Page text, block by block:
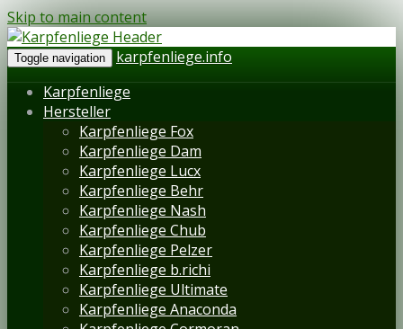
Skip to main content
Toggle navigation
karpfenliege.info
Karpfenliege
Hersteller
Karpfenliege Fox
Karpfenliege Dam
Karpfenliege Lucx
Karpfenliege Behr
Karpfenliege Nash
Karpfenliege Chub
Karpfenliege Pelzer
Karpfenliege b.richi
Karpfenliege Ultimate
Karpfenliege Anaconda